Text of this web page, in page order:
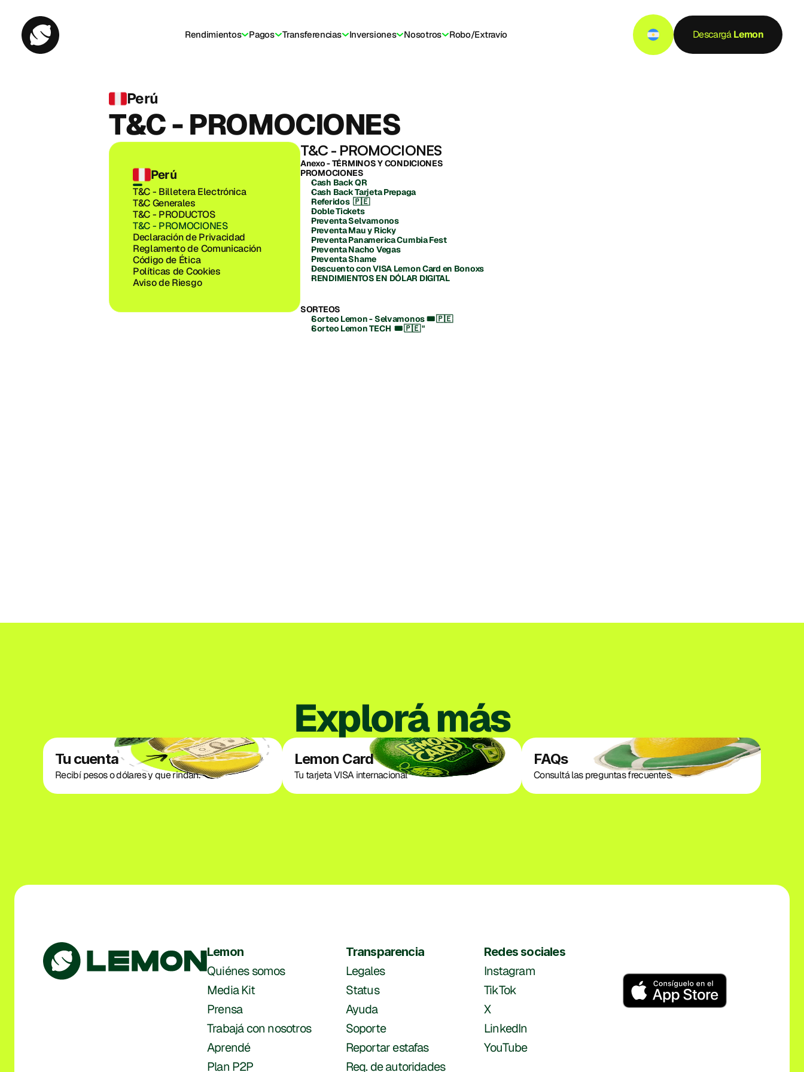
Rendimientos Pagos Transferencias Inversiones Nosotros Robo/Extravío Descargá Lemon
BilleteraViví en cryptoComunidadAprendéTransparencia ARG
Perú
T&C - PROMOCIONES
Perú
T&C - Billetera Electrónica
T&C Generales
T&C - PRODUCTOS
T&C - PROMOCIONES
Declaración de Privacidad
Reglamento de Comunicación
Código de Ética
Políticas de Cookies
Aviso de Riesgo
T&C - PROMOCIONES
Anexo - TÉRMINOS Y CONDICIONES
PROMOCIONES
Cash Back QR
Cash Back Tarjeta Prepaga
Referidos  🇵🇪
Doble Tickets
Preventa Selvamonos
Preventa Mau y Ricky
Preventa Panamerica Cumbia Fest
Preventa Nacho Vegas
Preventa Shame
Descuento con VISA Lemon Card en Bonoxs
RENDIMIENTOS EN DÓLAR DIGITAL
SORTEOS
Sorteo Lemon - Selvamonos 🎟️ 🇵🇪
Sorteo Lemon TECH  🎟️ 🇵🇪 "
Explorá más
Tu cuenta
Recibí pesos o dólares y que rindan.
Lemon Card
Tu tarjeta VISA internacional
FAQs
Consultá las preguntas frecuentes.
Lemon
Quiénes somos
Media Kit
Prensa
Trabajá con nosotros
Aprendé
Plan P2P
Transparencia
Legales
Status
Ayuda
Soporte
Reportar estafas
Req. de autoridades
Redes sociales
Instagram
TikTok
X
LinkedIn
YouTube